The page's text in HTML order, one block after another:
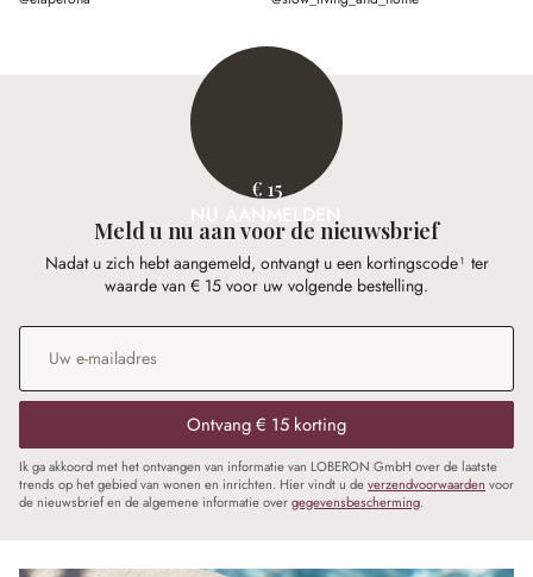
€ 15
NU AANMELDEN
Meld u nu aan voor de nieuwsbrief
Nadat u zich hebt aangemeld, ontvangt u een kortingscode¹ ter
waarde van € 15 voor uw volgende bestelling.
E-mailadres
Ontvang € 15 korting
Ik ga akkoord met het ontvangen van informatie van LOBERON GmbH over de laatste
trends op het gebied van wonen en inrichten. Hier vindt u deverzendvoorwaarden voor
de nieuwsbrief en de algemene informatie overgegevensbescherming.